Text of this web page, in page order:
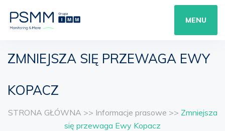
MENU
ZMNIEJSZA SIĘ PRZEWAGA EWY
KOPACZ
STRONA GŁÓWNA >> Informacje prasowe >> Zmniejsza
się przewaga Ewy Kopacz